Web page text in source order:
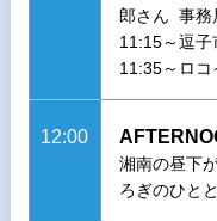
郎さん 事
11:15～逗子
11:35～ロコ
12:00
湘南の昼下
ろぎのひと